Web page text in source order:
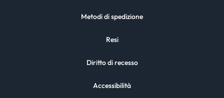
Metodi di spedizione
Resi
Diritto di recesso
Accessibilità